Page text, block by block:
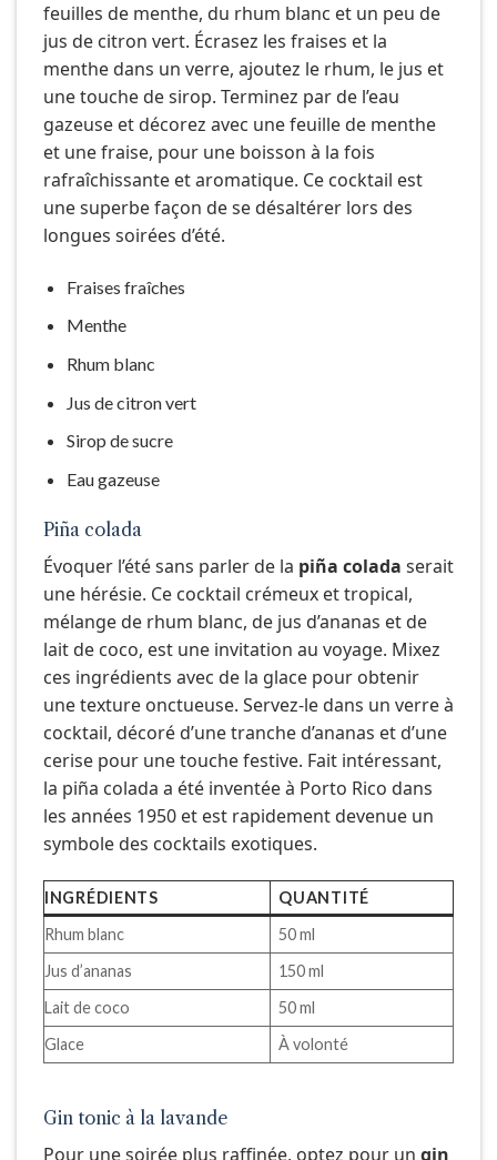
feuilles de menthe, du rhum blanc et un peu de
jus de citron vert. Écrasez les fraises et la
menthe dans un verre, ajoutez le rhum, le jus et
une touche de sirop. Terminez par de l’eau
gazeuse et décorez avec une feuille de menthe
et une fraise, pour une boisson à la fois
rafraîchissante et aromatique. Ce cocktail est
une superbe façon de se désaltérer lors des
longues soirées d’été.
Fraises fraîches
Menthe
Rhum blanc
Jus de citron vert
Sirop de sucre
Eau gazeuse
Piña colada
Évoquer l’été sans parler de la piña colada serait
une hérésie. Ce cocktail crémeux et tropical,
mélange de rhum blanc, de jus d’ananas et de
lait de coco, est une invitation au voyage. Mixez
ces ingrédients avec de la glace pour obtenir
une texture onctueuse. Servez-le dans un verre à
cocktail, décoré d’une tranche d’ananas et d’une
cerise pour une touche festive. Fait intéressant,
la piña colada a été inventée à Porto Rico dans
les années 1950 et est rapidement devenue un
symbole des cocktails exotiques.
INGRÉDIENTS
QUANTITÉ
Rhum blanc
50 ml
Jus d’ananas
150 ml
Lait de coco
50 ml
Glace
À volonté
Gin tonic à la lavande
Pour une soirée plus raffinée, optez pour un gin